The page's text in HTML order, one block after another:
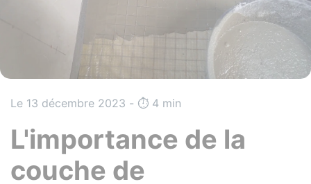
Le 13 décembre 2023 - ⏱️️ 4 min
L'importance de la
couche de